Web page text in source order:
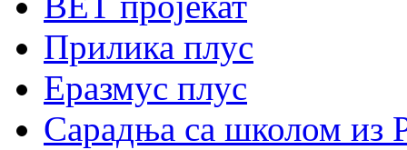
Прилика плус
Еразмус плус
Сарадња са школом из